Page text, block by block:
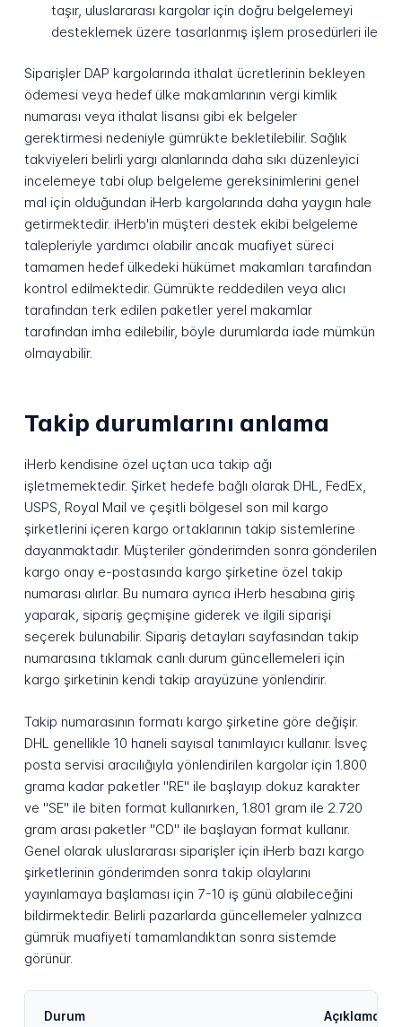
taşır, uluslararası kargolar için doğru belgelemeyi
desteklemek üzere tasarlanmış işlem prosedürleri ile
Siparişler DAP kargolarında ithalat ücretlerinin bekleyen
ödemesi veya hedef ülke makamlarının vergi kimlik
numarası veya ithalat lisansı gibi ek belgeler
gerektirmesi nedeniyle gümrükte bekletilebilir. Sağlık
takviyeleri belirli yargı alanlarında daha sıkı düzenleyici
incelemeye tabi olup belgeleme gereksinimlerini genel
mal için olduğundan iHerb kargolarında daha yaygın hale
getirmektedir. iHerb'in müşteri destek ekibi belgeleme
talepleriyle yardımcı olabilir ancak muafiyet süreci
tamamen hedef ülkedeki hükümet makamları tarafından
kontrol edilmektedir. Gümrükte reddedilen veya alıcı
tarafından terk edilen paketler yerel makamlar
tarafından imha edilebilir, böyle durumlarda iade mümkün
olmayabilir.
Takip durumlarını anlama
iHerb kendisine özel uçtan uca takip ağı
işletmemektedir. Şirket hedefe bağlı olarak DHL, FedEx,
USPS, Royal Mail ve çeşitli bölgesel son mil kargo
şirketlerini içeren kargo ortaklarının takip sistemlerine
dayanmaktadır. Müşteriler gönderimden sonra gönderilen
kargo onay e-postasında kargo şirketine özel takip
numarası alırlar. Bu numara ayrıca iHerb hesabına giriş
yaparak, sipariş geçmişine giderek ve ilgili siparişi
seçerek bulunabilir. Sipariş detayları sayfasından takip
numarasına tıklamak canlı durum güncellemeleri için
kargo şirketinin kendi takip arayüzüne yönlendirir.
Takip numarasının formatı kargo şirketine göre değişir.
DHL genellikle 10 haneli sayısal tanımlayıcı kullanır. İsveç
posta servisi aracılığıyla yönlendirilen kargolar için 1.800
grama kadar paketler "RE" ile başlayıp dokuz karakter
ve "SE" ile biten format kullanırken, 1.801 gram ile 2.720
gram arası paketler "CD" ile başlayan format kullanır.
Genel olarak uluslararası siparişler için iHerb bazı kargo
şirketlerinin gönderimden sonra takip olaylarını
yayınlamaya başlaması için 7-10 iş günü alabileceğini
bildirmektedir. Belirli pazarlarda güncellemeler yalnızca
gümrük muafiyeti tamamlandıktan sonra sistemde
görünür.
Durum Açıklama